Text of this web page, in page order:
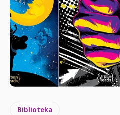
Biblioteka